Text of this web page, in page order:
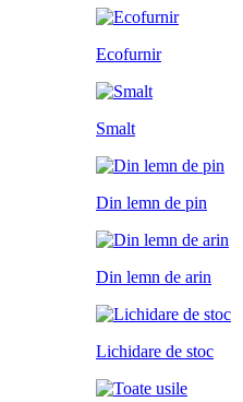
Ecofurnir
Smalt
Din lemn de pin
Din lemn de arin
Lichidare de stoc